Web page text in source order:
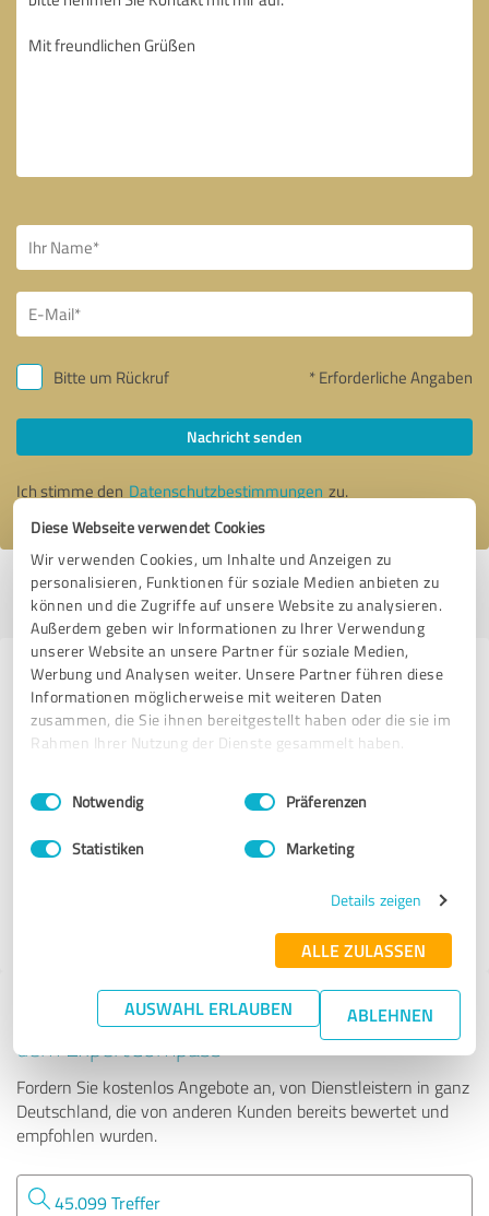
Diese Webseite verwendet Cookies
Wir verwenden Cookies, um Inhalte und Anzeigen zu
personalisieren, Funktionen für soziale Medien anbieten zu
können und die Zugriffe auf unsere Website zu analysieren.
Außerdem geben wir Informationen zu Ihrer Verwendung
unserer Website an unsere Partner für soziale Medien,
Werbung und Analysen weiter. Unsere Partner führen diese
Informationen möglicherweise mit weiteren Daten
zusammen, die Sie ihnen bereitgestellt haben oder die sie im
Rahmen Ihrer Nutzung der Dienste gesammelt haben.
Impressum Datenschutzbestimmungen
Einwilligungsauswahl
Notwendig Präferenzen
Statistiken Marketing
Details zeigen
ALLE ZULASSEN
AUSWAHL ERLAUBEN ABLEHNEN
Bitte um Rückruf * Erforderliche Angaben
Nachricht senden
Ich stimme den Datenschutzbestimmungen zu.
Profil aktiv seit 16.10.2019 |Letzte Aktualisierung: 02.08.2026|Profil
melden
Erfahrungen zu weiteren
Anbietern aus dem Bereich
Dienstleistungen
KVA+
Tipp: Die passenden Experten finden - mit
dem ExpertCompass
Fordern Sie kostenlos Angebote an, von Dienstleistern in ganz
Deutschland, die von anderen Kunden bereits bewertet und
empfohlen wurden.
45.099 Treffer